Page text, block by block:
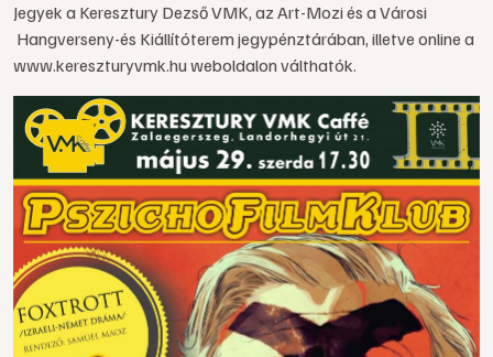
Jegyek a Keresztury Dezső VMK, az Art-Mozi és a Városi
Hangverseny-és Kiállítóterem jegypénztárában, illetve online a
www.kereszturyvmk.hu weboldalon válthatók.